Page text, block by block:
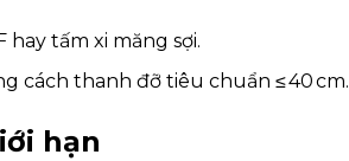
tấm xi măng sợi.
cách thanh đỡ tiêu chuẩn ≤ 40 cm.
hạn